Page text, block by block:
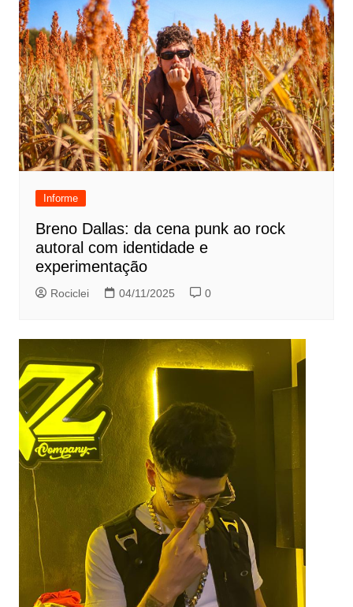
Informe
Breno Dallas: da cena punk ao rock
autoral com identidade e
experimentação
Rociclei 04/11/2025 0